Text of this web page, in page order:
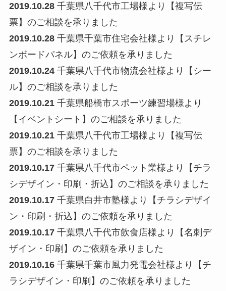
2019.10.28 千葉県八千代市工場様より【複写伝
票】のご相談を承りました
2019.10.28 千葉県千葉市住宅会社様より【スチレ
ンボードパネル】のご依頼を承りました
2019.10.24 千葉県八千代市物流会社様より【シー
ル】のご相談を承りました
2019.10.21 千葉県船橋市スポーツ練習場様より
【イベントシート】のご相談を承りました
2019.10.21 千葉県八千代市工場様より【複写伝
票】のご相談を承りました
2019.10.17 千葉県八千代市ペット業様より【チラ
シデザイン・印刷・折込】のご相談を承りました
2019.10.17 千葉県白井市塾様より【チラシデザイ
ン・印刷・折込】のご依頼を承りました
2019.10.17 千葉県八千代市飲食店様より【名刺デ
ザイン・印刷】のご依頼を承りました
2019.10.16 千葉県千葉市風力発電会社様より【チ
ラシデザイン・印刷】のご依頼を承りました